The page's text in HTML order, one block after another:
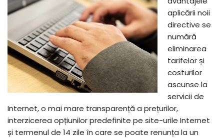
aplicării noii
directive se
numără
eliminarea
tarifelor și
costurilor
ascunse la
servicii de
Internet, o mai mare transparență a prețurilor,
interzicerea opțiunilor predefinite pe site-urile Internet
și termenul de 14 zile în care se poate renunța la un